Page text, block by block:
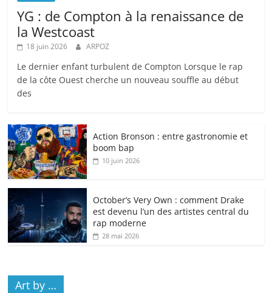
YG : de Compton à la renaissance de
la Westcoast
18 juin 2026 ARPOZ
Le dernier enfant turbulent de Compton Lorsque le rap
de la côte Ouest cherche un nouveau souffle au début
des
Action Bronson : entre gastronomie et
boom bap
10 juin 2026
October’s Very Own : comment Drake
est devenu l’un des artistes central du
rap moderne
28 mai 2026
Art by …